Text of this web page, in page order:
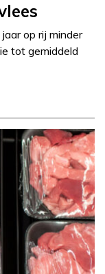
op rij minder
tot gemiddeld